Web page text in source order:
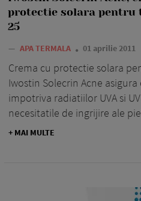
protectie solara pentru
25
— APA TERMALA 01 aprilie 2011
Crema cu protectie solara
Iwostin Solecrin Acne
impotriva radiatiilor UVA si
necesitatile de ingrijire ale
+ MAI MULTE